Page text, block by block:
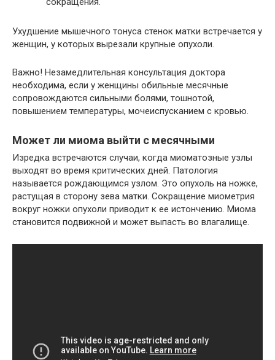
Ухудшение мышечного тонуса стенок матки встречается у
женщин, у которых вырезали крупные опухоли.
Важно! Незамедлительная консультация доктора
необходима, если у женщины обильные месячные
сопровождаются сильными болями, тошнотой,
повышением температуры, мочеиспусканием с кровью.
Может ли миома выйти с месячными
Изредка встречаются случаи, когда миоматозные узлы
выходят во время критических дней. Патология
называется рождающимся узлом. Это опухоль на ножке,
растущая в сторону зева матки. Сокращение миометрия
вокруг ножки опухоли приводит к ее истончению. Миома
становится подвижной и может выпасть во влагалище.